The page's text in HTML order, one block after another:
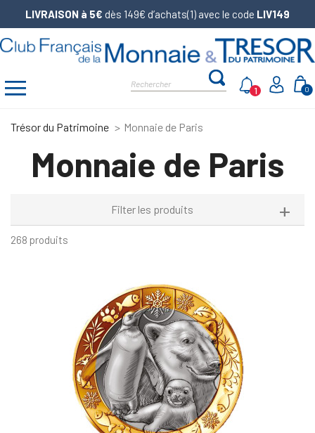
LIVRAISON à 5€ dès 149€ d’achats(1) avec le code LIV149
0
1
Trésor du Patrimoine Monnaie de Paris
Monnaie de Paris
Filter les produits
268 produits